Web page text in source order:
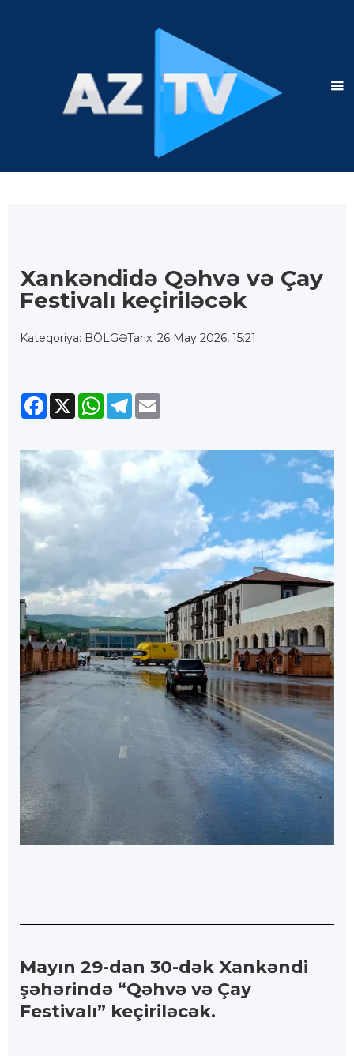
Xankəndidə Qəhvə və Çay
Festivalı keçiriləcək
Kateqoriya: BÖLGƏTarix: 26 May 2026, 15:21
Facebook
X WhatsApp
Telegram
Mayın 29-dan 30-dək Xankəndi
şəhərində “Qəhvə və Çay
Festivalı” keçiriləcək.